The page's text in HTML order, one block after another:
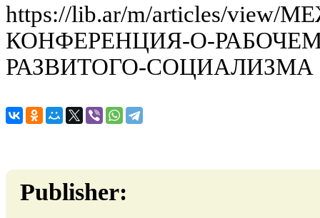
https://lib.ar/m/articles/view/
КОНФЕРЕНЦИЯ-О-
РАЗВИТОГО-СОЦИАЛИЗМА
Publisher: